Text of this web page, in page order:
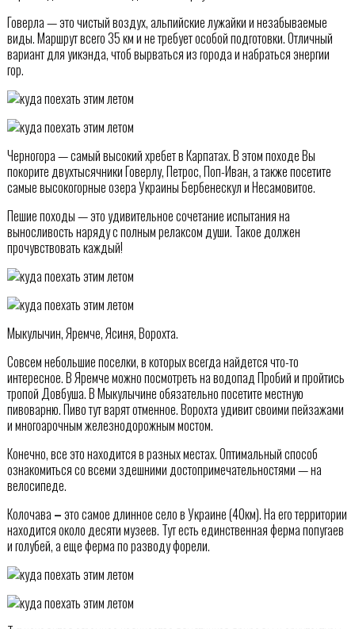
Говерла — это чистый воздух, альпийские лужайки и незабываемые
виды. Маршрут всего 35 км и не требует особой подготовки. Отличный
вариант для уикэнда, чтоб вырваться из города и набраться энергии
гор.
Черногора — самый высокий хребет в Карпатах. В этом походе Вы
покорите двухтысячники Говерлу, Петрос, Поп-Иван, а также посетите
самые высокогорные озера Украины Бербенескул и Несамовитое.
Пешие походы — это удивительное сочетание испытания на
выносливость наряду с полным релаксом души. Такое должен
прочувствовать каждый!
Мыкулычин, Яремче, Ясиня, Ворохта.
Совсем небольшие поселки, в которых всегда найдется что-то
интересное. В Яремче можно посмотреть на водопад Пробий и пройтись
тропой Довбуша. В Мыкулычине обязательно посетите местную
пивоварню. Пиво тут варят отменное. Ворохта удивит своими пейзажами
и многоарочным железнодорожным мостом.
Конечно, все это находится в разных местах. Оптимальный способ
ознакомиться со всеми здешними достопримечательностями — на
велосипеде.
Колочава –это самое длинное село в Украине (40км). На его территории
находится около десяти музеев. Тут есть единственная ферма попугаев
и голубей, а еще ферма по разводу форели.